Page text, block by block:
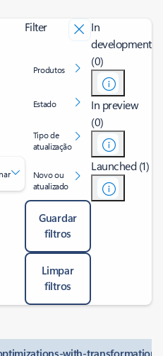
Filter
Produtos
Estado
Tipo de
atualização
Novo ou
atualizado
Guardar
filtros
Limpar
filtros
In
development
(0)
In preview
(0)
Launched (1)
with-